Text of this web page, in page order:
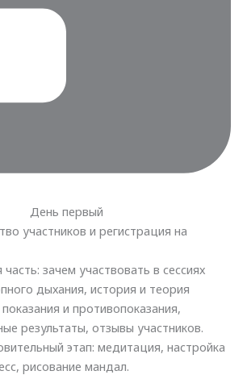
День первый
участников и регистрация на
зачем участвовать в сессиях
дыхания, история и теория
и противопоказания,
результаты, отзывы участников.
этап: медитация, настройка
рисование мандал.